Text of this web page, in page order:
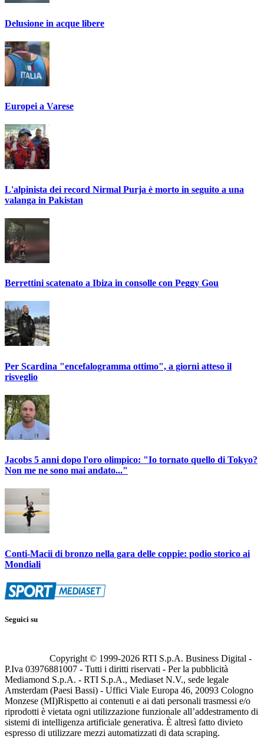
Delusione in acque libere
Europei a Varese
L'alpinista dei record Nirmal Purja è morto in seguito a una
valanga in Pakistan
Berrettini scatenato a Ibiza in consolle con Peggy Gou
Per Scardina "encefalogramma ottimo", a giorni atteso il
risveglio
Jacobs 5 anni dopo l'oro olimpico: "Io tornato quello di Tokyo?
Non me ne sono mai andato..."
Conti-Macii di bronzo nella gara delle coppie: podio storico ai
Mondiali
Seguici su
Copyright © 1999-2026 RTI S.p.A. Business Digital -
P.Iva 03976881007 - Tutti i diritti riservati - Per la pubblicità
Mediamond S.p.A. - RTI S.p.A., Mediaset N.V., sede legale
Amsterdam (Paesi Bassi) - Uffici Viale Europa 46, 20093 Cologno
Monzese (MI)Rispetto ai contenuti e ai dati personali trasmessi e/o
riprodotti è vietata ogni utilizzazione funzionale all’addestramento di
sistemi di intelligenza artificiale generativa. È altresì fatto divieto
espresso di utilizzare mezzi automatizzati di data scraping.